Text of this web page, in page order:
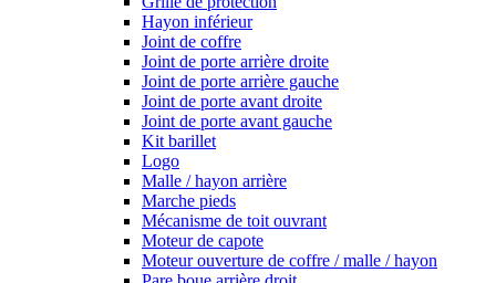
Hayon inférieur
Joint de coffre
Joint de porte arrière droite
Joint de porte arrière gauche
Joint de porte avant droite
Joint de porte avant gauche
Kit barillet
Logo
Malle / hayon arrière
Marche pieds
Mécanisme de toit ouvrant
Moteur de capote
Moteur ouverture de coffre / malle / hayon